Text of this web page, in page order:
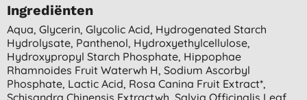
Ingrediënten
Aqua, Glycerin, Glycolic Acid, Hydrogenated Starch
Hydrolysate, Panthenol, Hydroxyethylcellulose,
Hydroxypropyl Starch Phosphate, Hippophae
Rhamnoides Fruit Waterwh H, Sodium Ascorbyl
Phosphate, Lactic Acid, Rosa Canina Fruit Extract*,
Schisandra Chinensis Extractwh, Salvia Officinalis Leaf